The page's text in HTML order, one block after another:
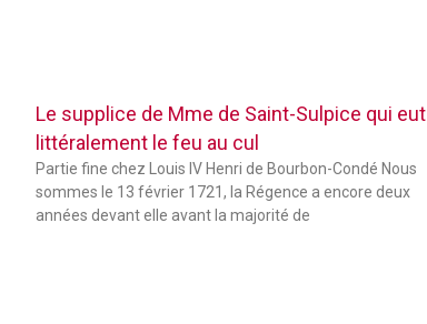
Le supplice de Mme de Saint-Sulpice qui eut
littéralement le feu au cul
Partie fine chez Louis IV Henri de Bourbon-Condé Nous
sommes le 13 février 1721, la Régence a encore deux
années devant elle avant la majorité de